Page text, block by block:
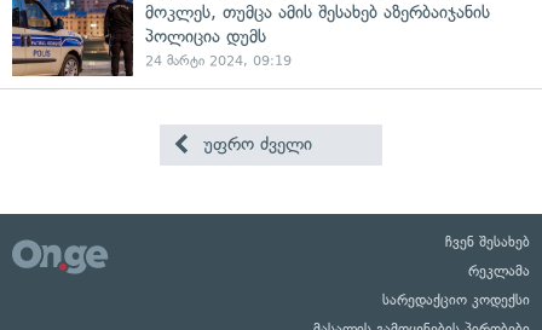
მოკლეს, თუმცა ამის შესახებ აზერბაიჯანის
პოლიცია დუმს
24 მარტი 2024, 09:19
უფრო ძველი
ჩვენ შესახებ
რეკლამა
სარედაქციო კოდექსი